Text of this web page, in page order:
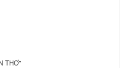
THƠ”